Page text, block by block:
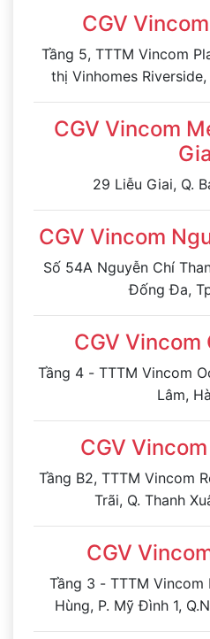
CGV
Tầng 5, TTTM Vincom
thị Vinhomes
Long Biên,
CGV Vincom
29 Liễu Giai, Q.
CGV Vincom
Số 54A Nguyễn Chí
Đống Đa,
CGV Vincom
Tầng 4 - TTTM Vincom
Lâm,
CGV
Tầng B2, TTTM Vincom
Trãi, Q. Thanh
CGV
Tầng 3 - TTTM Vincom
Hùng, P. Mỹ Đình 1,